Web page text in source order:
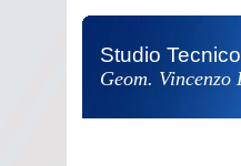
Studio Tecnico
Geom. Vincenzo